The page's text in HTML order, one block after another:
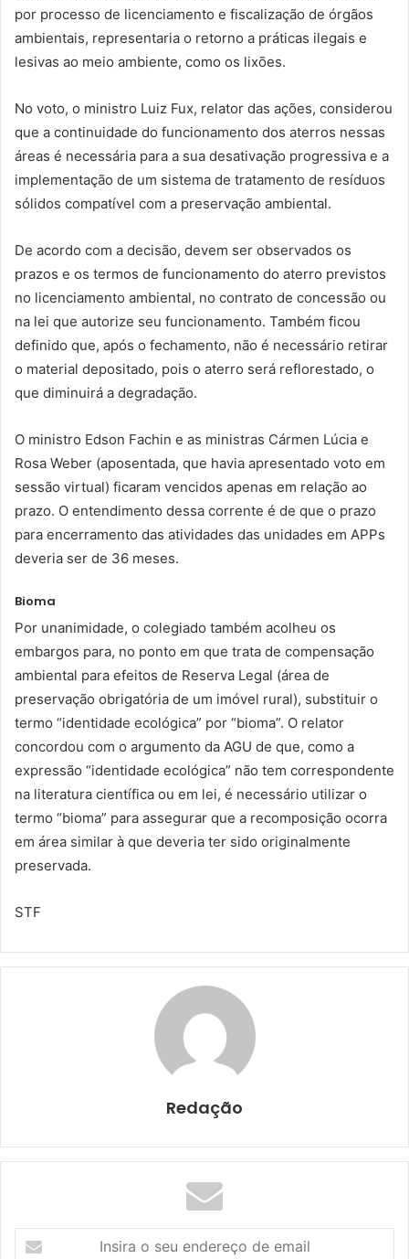
por processo de licenciamento e fiscalização de órgãos
ambientais, representaria o retorno a práticas ilegais e
lesivas ao meio ambiente, como os lixões.
No voto, o ministro Luiz Fux, relator das ações, considerou
que a continuidade do funcionamento dos aterros nessas
áreas é necessária para a sua desativação progressiva e a
implementação de um sistema de tratamento de resíduos
sólidos compatível com a preservação ambiental.
De acordo com a decisão, devem ser observados os
prazos e os termos de funcionamento do aterro previstos
no licenciamento ambiental, no contrato de concessão ou
na lei que autorize seu funcionamento. Também ficou
definido que, após o fechamento, não é necessário retirar
o material depositado, pois o aterro será reflorestado, o
que diminuirá a degradação.
O ministro Edson Fachin e as ministras Cármen Lúcia e
Rosa Weber (aposentada, que havia apresentado voto em
sessão virtual) ficaram vencidos apenas em relação ao
prazo. O entendimento dessa corrente é de que o prazo
para encerramento das atividades das unidades em APPs
deveria ser de 36 meses.
Bioma
Por unanimidade, o colegiado também acolheu os
embargos para, no ponto em que trata de compensação
ambiental para efeitos de Reserva Legal (área de
preservação obrigatória de um imóvel rural), substituir o
termo “identidade ecológica” por “bioma”. O relator
concordou com o argumento da AGU de que, como a
expressão “identidade ecológica” não tem correspondente
na literatura científica ou em lei, é necessário utilizar o
termo “bioma” para assegurar que a recomposição ocorra
em área similar à que deveria ter sido originalmente
preservada.
STF
Redação